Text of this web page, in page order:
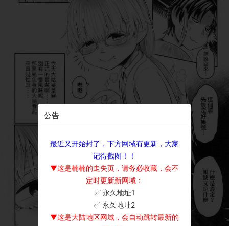
公告
最近又开始封了，下方网域有更新，大家
记得截图！！
▼这是楠楠的走失页，请务必收藏，会不
定时更新新网域：
✅ 永久地址1
✅ 永久地址2
▼这是大陆地区网域，会自动跳转最新的